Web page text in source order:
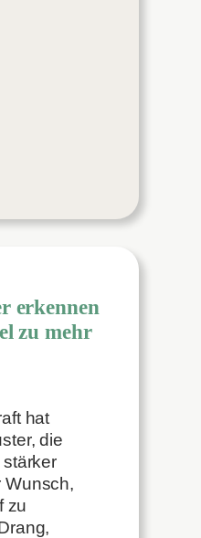
erkennen
zu mehr
hat
die
Wunsch,
zu